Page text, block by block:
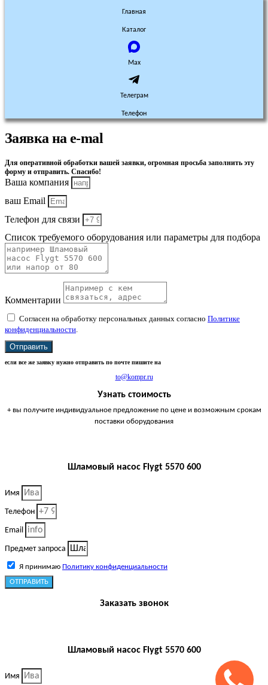
Главная
Каталог
Max
Телеграм
Телефон
Заявка на e-mal
Для оперативной обработки вашей заявки, огромная просьба заполнить эту
форму и отправить. Спасибо!
Ваша компания
ваш Email
Телефон для связи
Список требуемого оборудования или параметры для подбора
Комментарии
Согласен на обработку персональных данных согласно Политике
конфиденциальности.
Отправить
если все же заявку нужно отправить по почте пишите на
to@kompr.ru
Узнать стоимость
+ вы получите индивидуальное предложение по цене и возможным срокам
поставки оборудования
Шламовый насос Flygt 5570 600
Имя
Телефон
Email
Предмет запроса
Я принимаю Политику конфиденциальности
ОТПРАВИТЬ
Заказать звонок
Шламовый насос Flygt 5570 600
Имя